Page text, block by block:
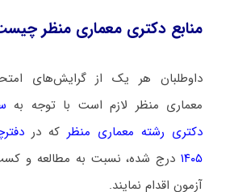
منابع دکتری معماری منظر
داوطلبان هر یک از گرایش‌های
معماری منظر لازم است با توجه به
دکتری رشته معماری منظر که در
۱۴۰۵درج شده، نسبت به مطالعه و کسب
آزمون اقدام نمایند.